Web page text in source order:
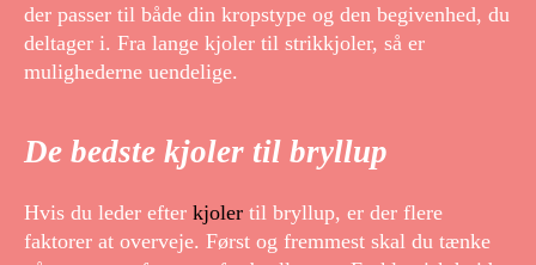
der passer til både din kropstype og den begivenhed, du
deltager i. Fra lange kjoler til strikkjoler, så er
mulighederne uendelige.
De bedste kjoler til bryllup
Hvis du leder efter kjoler til bryllup, er der flere
faktorer at overveje. Først og fremmest skal du tænke